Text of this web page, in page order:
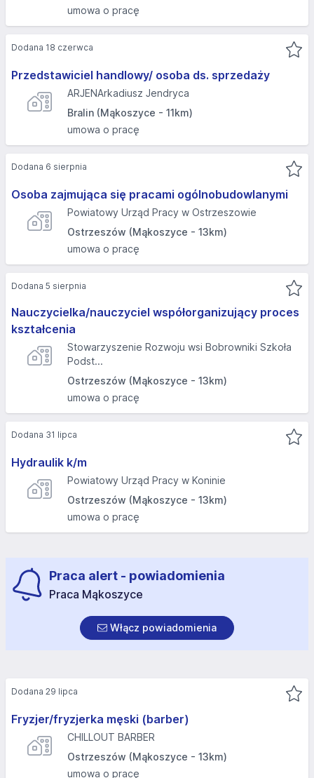
umowa o pracę
Przedstawiciel handlowy/ osoba ds. sprzedaży
ARJENArkadiusz Jendryca
Bralin (Mąkoszyce - 11km)
umowa o pracę
Dodana 18 czerwca
Osoba zajmująca się pracami ogólnobudowlanymi
Powiatowy Urząd Pracy w Ostrzeszowie
Ostrzeszów (Mąkoszyce - 13km)
umowa o pracę
Dodana 6 sierpnia
Nauczycielka/nauczyciel współorganizujący proces
kształcenia
Stowarzyszenie Rozwoju wsi Bobrowniki Szkoła
Podst...
Ostrzeszów (Mąkoszyce - 13km)
umowa o pracę
Dodana 5 sierpnia
Hydraulik k/m
Powiatowy Urząd Pracy w Koninie
Ostrzeszów (Mąkoszyce - 13km)
umowa o pracę
Dodana 31 lipca
Praca alert - powiadomienia
Praca Mąkoszyce
Włącz powiadomienia
Fryzjer/fryzjerka męski (barber)
CHILLOUT BARBER
Ostrzeszów (Mąkoszyce - 13km)
umowa o pracę
Dodana 29 lipca